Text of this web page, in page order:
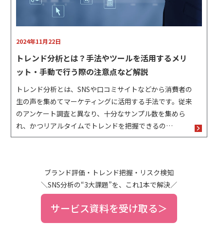
2024年11月22日
トレンド分析とは？手法やツールを活用するメリ
ット・手動で行う際の注意点など解説
トレンド分析とは、SNSや口コミサイトなどから消費者の
生の声を集めてマーケティングに活用する手法です。従来
のアンケート調査と異なり、十分なサンプル数を集めら
れ、かつリアルタイムでトレンドを把握できるの…
ブランド評価・トレンド把握・リスク検知
＼SNS分析の“3大課題”を、これ1本で解決／
サービス資料を受け取る＞